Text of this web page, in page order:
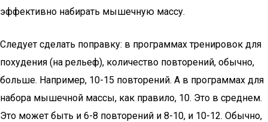
эффективно набирать мышечную массу.
Следует сделать поправку: в программах тренировок для
похудения (на рельеф), количество повторений, обычно,
больше. Например, 10-15 повторений. А в программах для
набора мышечной массы, как правило, 10. Это в среднем.
Это может быть и 6-8 повторений и 8-10, и 10-12. Обычно,